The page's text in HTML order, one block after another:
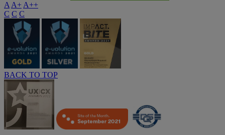
AA+A++
C C C
BACK TO TOP